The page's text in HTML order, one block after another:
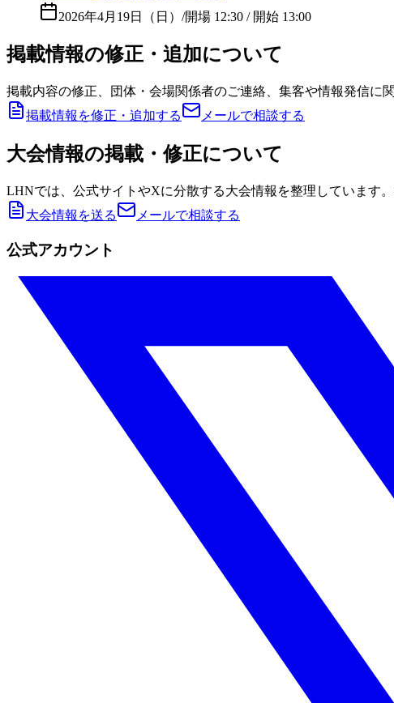
2026年4月19日（日） /開場 12:30 / 開始 13:00
掲載情報の修正・追加について
掲載内容の修正、団体・会場関係者のご連絡、集客や情報発信に
掲載情報を修正・追加する
メールで相談する
大会情報の掲載・修正について
LHNでは、公式サイトやXに分散する大会情報を整理しています
大会情報を送る
メールで相談する
公式アカウント